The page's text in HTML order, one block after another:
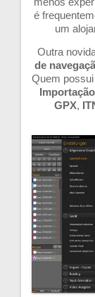
é
um
Outra
de
Quem
GPX,